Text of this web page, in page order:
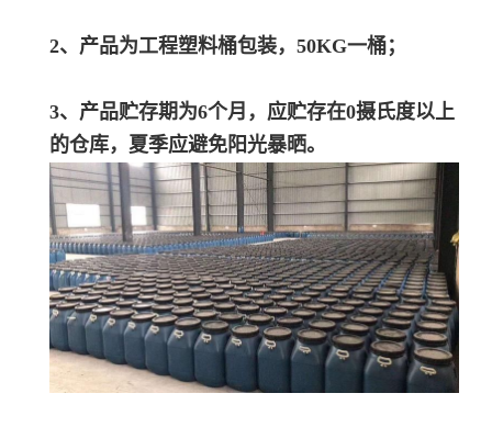
2、产品为工程塑料桶包装，50KG一桶；
3、产品贮存期为6个月，应贮存在0摄氏度以上
的仓库，夏季应避免阳光暴晒。